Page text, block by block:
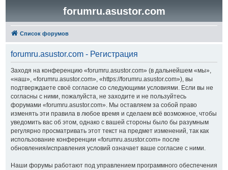
forumru.asustor.com
Список форумов
forumru.asustor.com - Регистрация
Заходя на конференцию «forumru.asustor.com» (в дальнейшем «мы»,
«наш», «forumru.asustor.com», «https://forumru.asustor.com»), вы
подтверждаете своё согласие со следующими условиями. Если вы не
согласны с ними, пожалуйста, не заходите и не пользуйтесь
форумами «forumru.asustor.com». Мы оставляем за собой право
изменять эти правила в любое время и сделаем всё возможное, чтобы
уведомить вас об этом, однако с вашей стороны было бы разумным
регулярно просматривать этот текст на предмет изменений, так как
использование конференции «forumru.asustor.com» после
обновления/исправления условий означает ваше согласие с ними.
Наши форумы работают под управлением программного обеспечения